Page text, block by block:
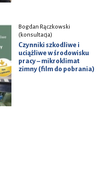
Bogdan Rączkowski
(konsultacja)
Czynniki szkodliwe i
uciążliwe w środowisku
pracy – mikroklimat
zimny (film do pobrania)